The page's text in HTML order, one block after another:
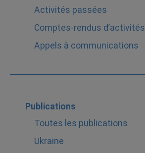
Activités passées
Comptes-rendus d’activités
Appels à communications
Publications
Toutes les publications
Ukraine